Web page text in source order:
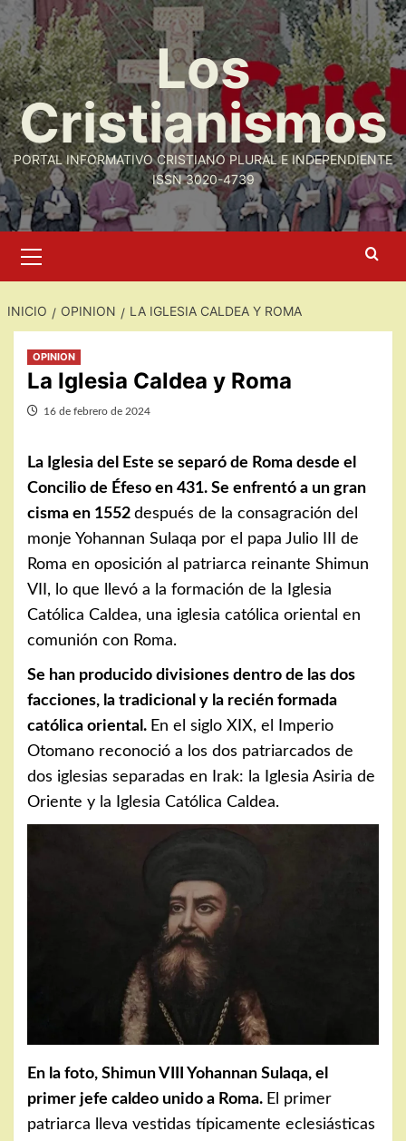
Saltar
al
contenido
Los
Cristianismos
PORTAL INFORMATIVO CRISTIANO PLURAL E INDEPENDIENTE
ISSN 3020-4739
primario
INICIO OPINION LA IGLESIA CALDEA Y ROMA
OPINION
La Iglesia Caldea y Roma
16 de febrero de 2024
La Iglesia del Este se separó de Roma desde el
Concilio de Éfeso en 431. Se enfrentó a un gran
cisma en 1552 después de la consagración del
monje Yohannan Sulaqa por el papa Julio III de
Roma en oposición al patriarca reinante Shimun
VII, lo que llevó a la formación de la Iglesia
Católica Caldea, una iglesia católica oriental en
comunión con Roma.
Se han producido divisiones dentro de las dos
facciones, la tradicional y la recién formada
católica oriental. En el siglo XIX, el Imperio
Otomano reconoció a los dos patriarcados de
dos iglesias separadas en Irak: la Iglesia Asiria de
Oriente y la Iglesia Católica Caldea.
En la foto, Shimun VIII Yohannan Sulaqa, el
primer jefe caldeo unido a Roma. El primer
patriarca lleva vestidas típicamente eclesiásticas